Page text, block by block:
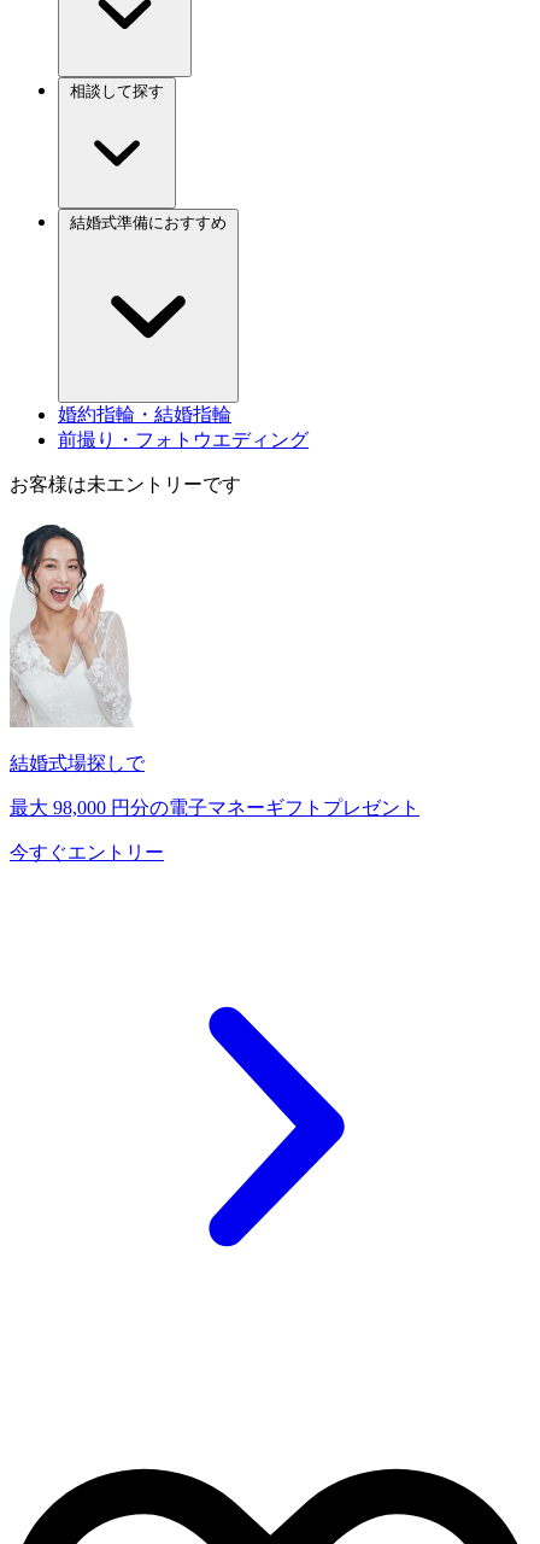
婚約指輪・結婚指輪
前撮り・フォトウエディング
お客様は未エントリーです
結婚式場探しで
最大 98,000 円分の電子マネーギフトプレゼント
今すぐエントリー